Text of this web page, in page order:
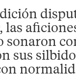
sus